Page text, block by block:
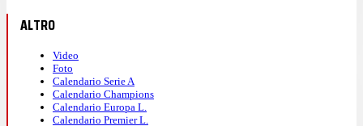
ALTRO
Video
Foto
Calendario Serie A
Calendario Champions
Calendario Europa L.
Calendario Premier L.